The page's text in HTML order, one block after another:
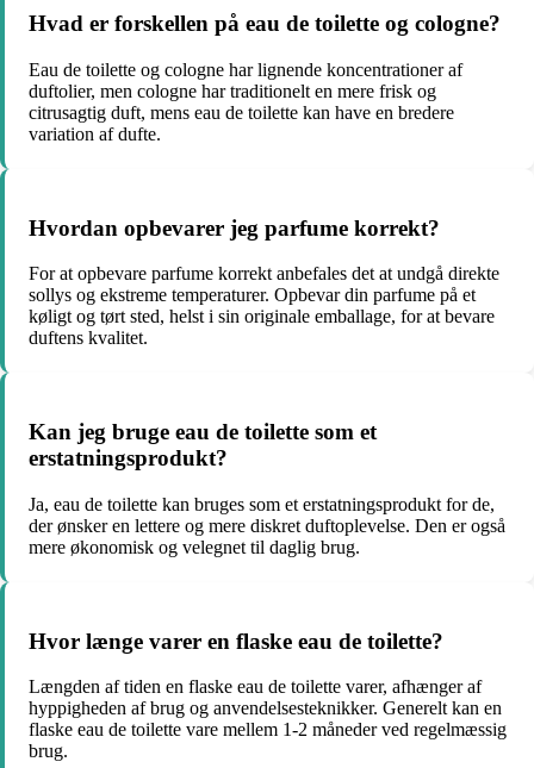
Hvad er forskellen på eau de toilette og cologne?
Eau de toilette og cologne har lignende koncentrationer af
duftolier, men cologne har traditionelt en mere frisk og
citrusagtig duft, mens eau de toilette kan have en bredere
variation af dufte.
Hvordan opbevarer jeg parfume korrekt?
For at opbevare parfume korrekt anbefales det at undgå direkte
sollys og ekstreme temperaturer. Opbevar din parfume på et
køligt og tørt sted, helst i sin originale emballage, for at bevare
duftens kvalitet.
Kan jeg bruge eau de toilette som et
erstatningsprodukt?
Ja, eau de toilette kan bruges som et erstatningsprodukt for de,
der ønsker en lettere og mere diskret duftoplevelse. Den er også
mere økonomisk og velegnet til daglig brug.
Hvor længe varer en flaske eau de toilette?
Længden af ​​tiden en flaske eau de toilette varer, afhænger af
hyppigheden af ​​brug og anvendelsesteknikker. Generelt kan en
flaske eau de toilette vare mellem 1-2 måneder ved regelmæssig
brug.